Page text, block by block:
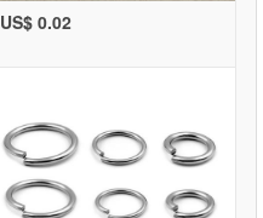
US$ 0.02